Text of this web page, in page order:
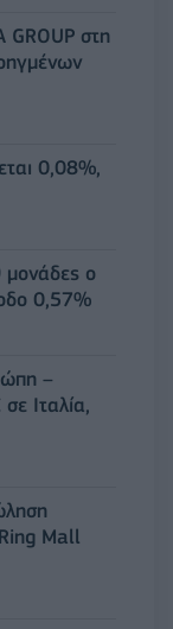
GROUP στη
0,08%,
μονάδες ο
0,57%
–
Ιταλία,
Mall